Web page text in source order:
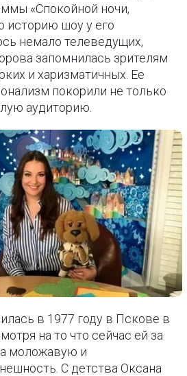
«Спокойной ночи,
историю шоу у его
немало телеведущих,
запомнилась зрителям
и харизматичных. Ее
покорили не только
аудиторию.
в 1977 году в Пскове в
на то что сейчас ей за
моложавую и
С детства Оксана